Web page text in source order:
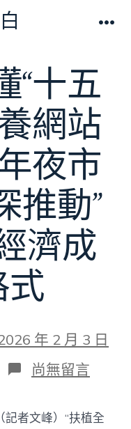
“十五
網站
夜市
推動”
濟成
式
年 2 月 3 日
在
〈要
詞
讀
尚無留言
者文峰）“扶植全